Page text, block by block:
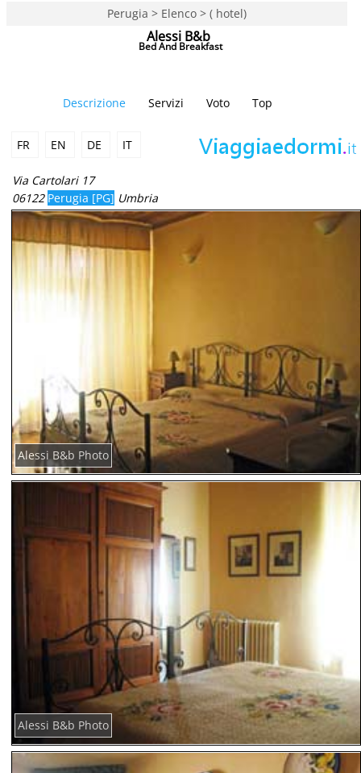
Perugia > Elenco > ( hotel)
Alessi B&b
Bed And Breakfast
Descrizione Servizi Voto Top
FR EN DE IT
Via Cartolari 17
06122 Perugia [PG] Umbria
Alessi B&b Photo
Alessi B&b Photo